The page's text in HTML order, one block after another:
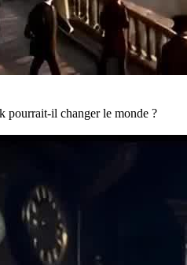
pourrait-il changer le monde ?